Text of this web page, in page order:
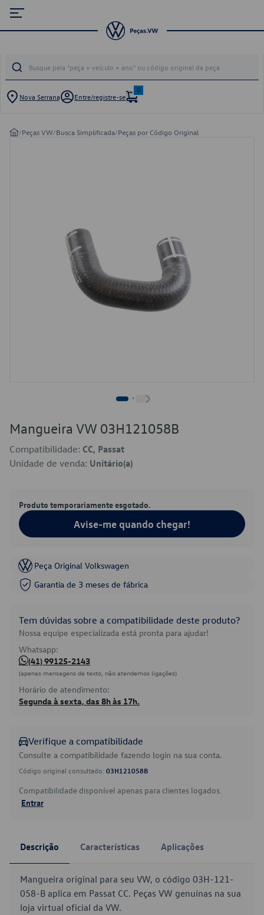
Nova Serrana Entre/registre-se
0
/Peças VW/Busca Simplificada/Peças por Código Original
Mangueira VW 03H121058B
Compatibilidade: CC, Passat
Unidade de venda: Unitário(a)
Produto temporariamente esgotado.
Avise-me quando chegar!
Peça Original Volkswagen
Garantia de 3 meses de fábrica
Tem dúvidas sobre a compatibilidade deste produto?
Nossa equipe especializada está pronta para ajudar!
Whatsapp:
(41) 99125-2143
(apenas mensagens de texto, não atendemos ligações)
Horário de atendimento:
Segunda à sexta, das 8h às 17h.
Verifique a compatibilidade
Consulte a compatibilidade fazendo login na sua conta.
Código original consultado: 03H121058B
Compatibilidade disponível apenas para clientes logados.
Entrar
Descrição Características Aplicações
Mangueira original para seu VW, o código 03H-121-
058-B aplica em Passat CC. Peças VW genuínas na sua
loja virtual oficial da VW.